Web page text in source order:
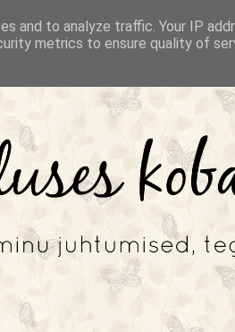
and to analyze traffic. Your IP
metrics to ensure quality of